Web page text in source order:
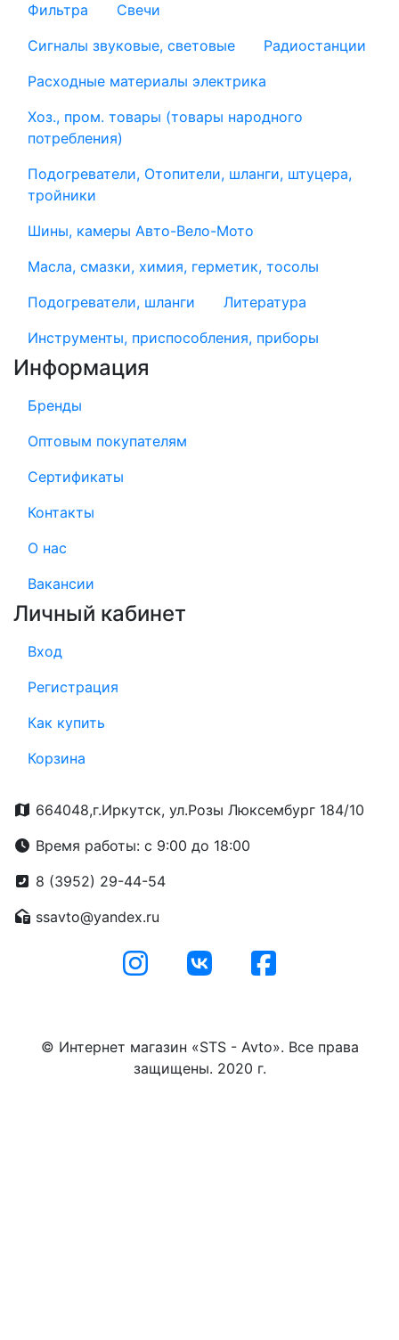
Фильтра
Свечи
Сигналы звуковые, световые
Радиостанции
Расходные материалы электрика
Хоз., пром. товары (товары народного
потребления)
Подогреватели, Отопители, шланги, штуцера,
тройники
Шины, камеры Авто-Вело-Мото
Масла, смазки, химия, герметик, тосолы
Подогреватели, шланги
Литература
Инструменты, приспособления, приборы
Информация
Бренды
Оптовым покупателям
Сертификаты
Контакты
О нас
Вакансии
Личный кабинет
Вход
Регистрация
Как купить
Корзина
664048,г.Иркутск, ул.Розы Люксембург 184/10
Время работы: с 9:00 до 18:00
8 (3952) 29-44-54
ssavto@yandex.ru
© Интернет магазин «STS - Avto». Все права
защищены. 2020 г.